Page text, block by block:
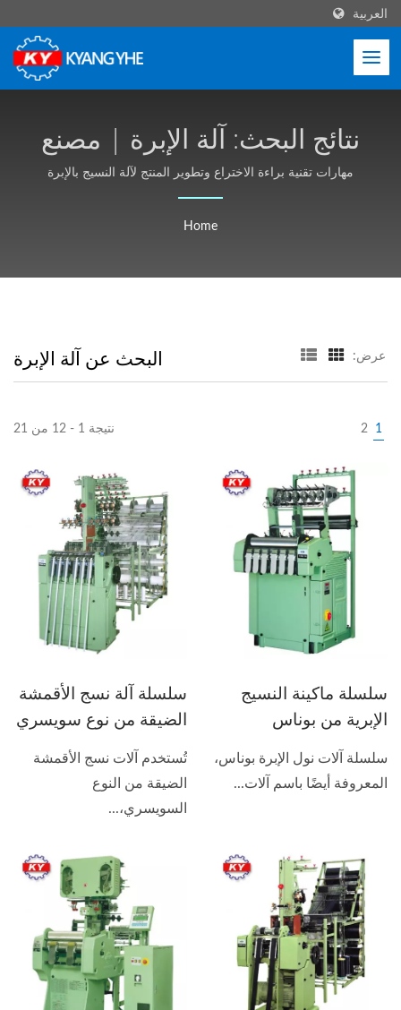
العربية
نتائج البحث: آلة الإبرة | مصنع
ماكينات النسيج الأوتوماتيكية
مهارات تقنية براءة الاختراع وتطوير المنتج لآلة النسيج بالإبرة
عالية السرعة، وتنوع نماذج الآلات واستقرارها الهيكلي العالي،
Home
البحث عن آلة الإبرة عرض:
نتيجة 1 - 12 من 21 1
2
سلسلة ماكينة النسيج
الإبرية من بوناس
سلسلة آلات نول الإبرة بوناس،
المعروفة أيضًا باسم آلات...
سلسلة آلة نسج الأقمشة
الضيقة من نوع سويسري
تُستخدم آلات نسج الأقمشة
الضيقة من النوع
السويسري،...